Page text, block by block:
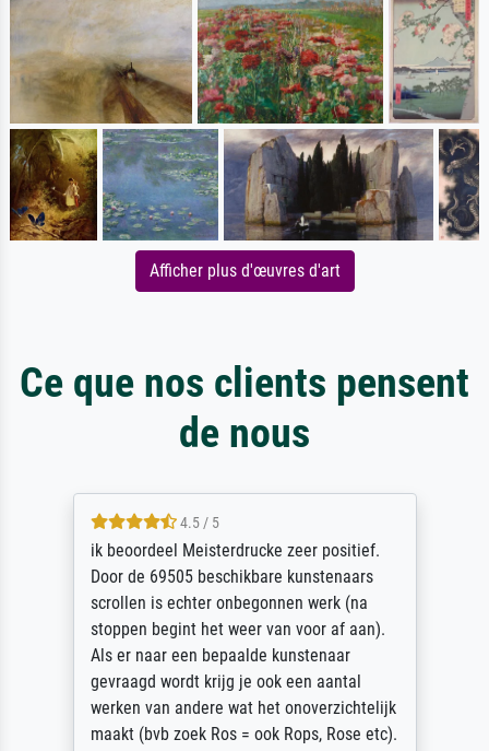
Afficher plus d'œuvres d'art
Ce que nos clients pensent
de nous
4.5 / 5
ik beoordeel Meisterdrucke zeer positief.
Door de 69505 beschikbare kunstenaars
scrollen is echter onbegonnen werk (na
stoppen begint het weer van voor af aan).
Als er naar een bepaalde kunstenaar
gevraagd wordt krijg je ook een aantal
werken van andere wat het onoverzichtelijk
maakt (bvb zoek Ros = ook Rops, Rose etc).